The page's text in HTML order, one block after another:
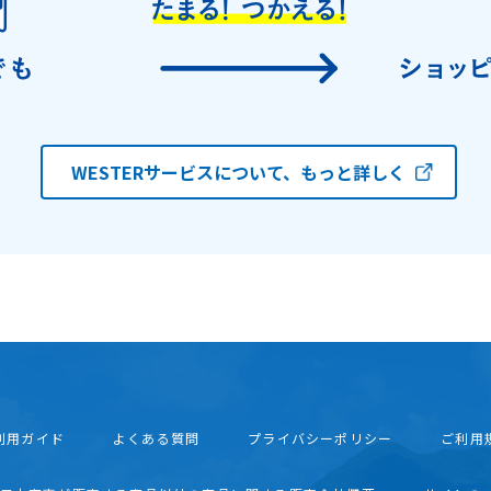
WESTERサービスについて、もっと詳しく
用ガイド よくある質問 プライバシーポリシー ご利用